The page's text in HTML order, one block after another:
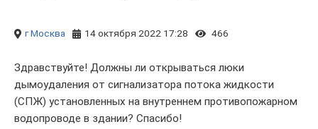
г Москва 14 октября 2022 17:28 466
Здравствуйте! Должны ли открываться люки
дымоудаления от сигнализатора потока жидкости
(СПЖ) установленных на внутреннем противопожарном
водопроводе в здании? Спасибо!